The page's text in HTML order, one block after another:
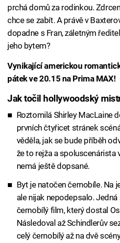
prchá domů za rodinkou.
chce se zabít. A právě v
dopadne s Fran, záletným
jeho bytem?
Vynikající americkou
pátek ve 20.15 na Prima MAX!
Jak točil hollywoodský
Roztomilá Shirley MacLaine
prvních čtyřicet stránek
věděla, jak se bude příběh
že to rejža a spoluscenárista
nemá ještě dopsané.
Byt je natočen černobíle. Na
ale nijak nepodepsalo.
černobílý film, který dostal
Následoval až Schindlerův
celý černobílý až na dvě